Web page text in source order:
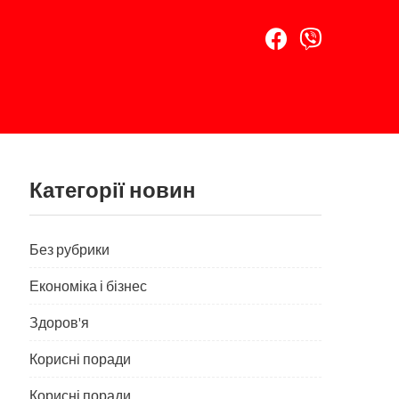
Категорії новин
Без рубрики
Економіка і бізнес
Здоров'я
Корисні поради